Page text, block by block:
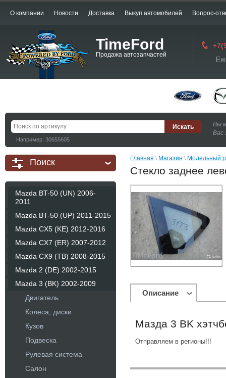
О компании Новости Доставка Выкуп автомобилей Вопрос-
TimeFord
Продажа автозапчастей
Например: 30655605
Вы
Вас
Поиск
Mazda BT-50 (UN) 2006-
2011
Mazda BT-50 (UP) 2011-2015
Mazda CX5 (KE) 2012-2016
Mazda CX7 (ER) 2007-2012
Mazda CX9 (TB) 2008-2015
Mazda 2 (DE) 2002-2015
Mazda 3 (BK) 2002-2009
Двигатель
Колеса, диски
Кузов
Подвеска
Рулевая система
Салон
Главная \ Магазин \ Модельный
Стекло заднее
Описание
Мазда 3 BK
Отправляем в регионы!!!